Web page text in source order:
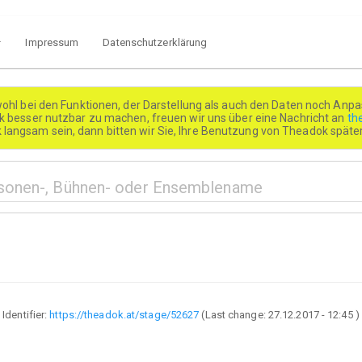
Impressum Datenschutzerklärung
bei den Funktionen, der Darstellung als auch den Daten noch
besser nutzbar zu machen, freuen wir uns über eine Nachricht an
sein, dann bitten wir Sie, Ihre Benutzung von Theadok
Identifier:https://theadok.at/stage/52627 (Last change: 27.12.2017 - 12:45)